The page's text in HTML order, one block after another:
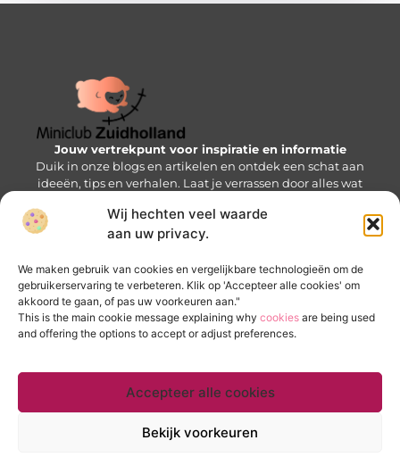
Wij hechten veel waarde
aan uw privacy.
We maken gebruik van cookies en vergelijkbare technologieën om de
gebruikerservaring te verbeteren. Klik op 'Accepteer alle cookies' om
akkoord te gaan, of pas uw voorkeuren aan."
This is the main cookie message explaining why cookies are being used
and offering the options to accept or adjust preferences.
Accepteer alle cookies
Bekijk voorkeuren
Jouw vertrekpunt voor inspiratie en informatie
Duik in onze blogs en artikelen en ontdek een schat aan
ideeën, tips en verhalen. Laat je verrassen door alles wat
Bericht categorie
Onze informatie
Website index
Cookiebeleid (EU)
@2025 www.miniclubzuidholland.nl. All Right Reserved.